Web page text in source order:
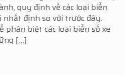
quy định về các loại biển
nhất định so với trước đây.
phân biệt các loại biển số xe
[…]